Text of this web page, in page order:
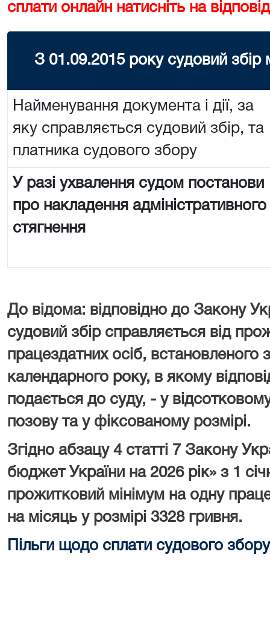
сплати онлайн натисніть на
З 01.09.2015 року судовий
Найменування документа і дії, за
яку справляється судовий збір, та
платника судового збору
У разі ухвалення судом постанови
про накладення адміністративного
стягнення
До відома: відповідно до Закону
судовий збір справляється від
працездатних осіб, встановленого
календарного року, в якому
подається до суду, - у
позову та у фіксованому розмірі.
Згідно абзацу 4 статті 7 Закону
бюджет України на 2026 рік» з 1
прожитковий мінімум на одну
на місяць у розмірі 3328 гривня.
Пільги щодо сплати судового збору